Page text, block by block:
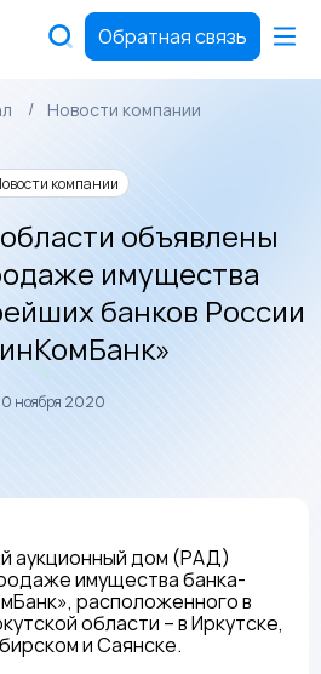
Обратная связь
Новости компании
компании
объявлены
имущества
банков России
ноября 2020
аукционный дом (РАД)
имущества банка-
расположенного в
области – в Иркутске,
и Саянске.